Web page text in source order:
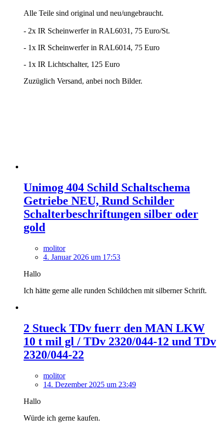
Alle Teile sind original und neu/ungebraucht.
- 2x IR Scheinwerfer in RAL6031, 75 Euro/St.
- 1x IR Scheinwerfer in RAL6014, 75 Euro
- 1x IR Lichtschalter, 125 Euro
Zuzüglich Versand, anbei noch Bilder.
Unimog 404 Schild Schaltschema
Getriebe NEU, Rund Schilder
Schalterbeschriftungen silber oder
gold
molitor
4. Januar 2026 um 17:53
Hallo
Ich hätte gerne alle runden Schildchen mit silberner Schrift.
2 Stueck TDv fuerr den MAN LKW
10 t mil gl / TDv 2320/044-12 und TDv
2320/044-22
molitor
14. Dezember 2025 um 23:49
Hallo
Würde ich gerne kaufen.